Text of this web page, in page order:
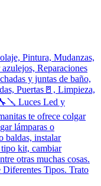
Pintura, Mudanzas,
Reparaciones
y juntas de baño,
Puertas🚪, Limpieza,
Luces Led y
te ofrece colgar
lámparas o
baldas, instalar
tipo kit, cambiar
otras muchas cosas.
Diferentes Tipos. Trato